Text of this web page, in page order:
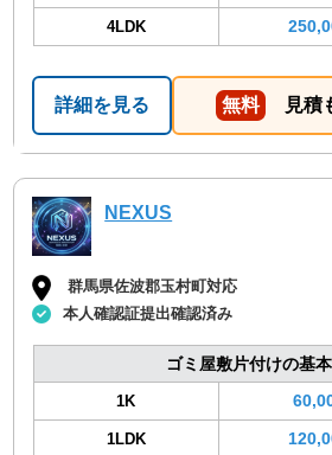
4LDK
詳細を見る 無料 見積
NEXUS
群馬県佐波郡玉村町対応
本人確認証提出確認済み
ゴミ屋敷片付けの基
1K
1LDK